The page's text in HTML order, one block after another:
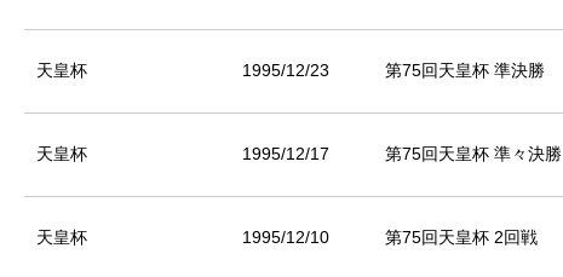
天皇杯 1995/12/23 第75回天皇杯 準決勝
天皇杯 1995/12/17 第75回天皇杯 準々決勝
天皇杯 1995/12/10 第75回天皇杯 2回戦